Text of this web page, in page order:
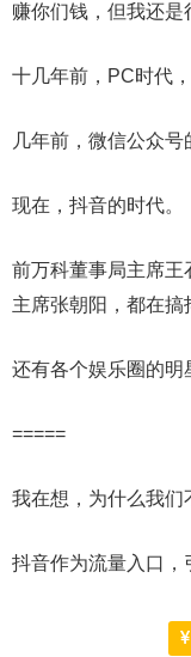
赚你们钱，但我还是
十几年前，PC时代
几年前，微信公众号
现在，抖音的时代。
前万科董事局主席王
主席张朝阳，都在搞
还有各个娱乐圈的明
=====
我在想，为什么我们
抖音作为流量入口，